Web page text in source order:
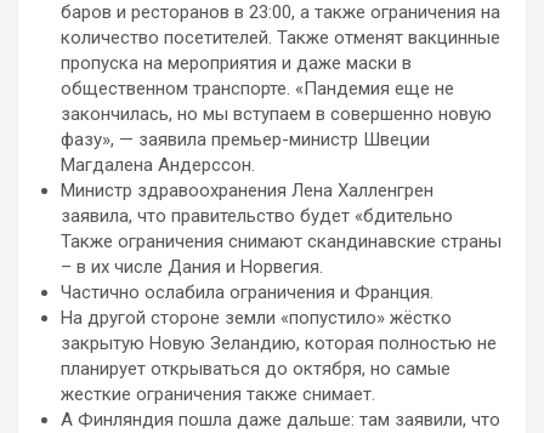
баров и ресторанов в 23:00, а также ограничения на
количество посетителей. Также отменят вакцинные
пропуска на мероприятия и даже маски в
общественном транспорте. «Пандемия еще не
закончилась, но мы вступаем в совершенно новую
фазу», — заявила премьер-министр Швеции
Магдалена Андерссон.
Министр здравоохранения Лена Халленгрен
заявила, что правительство будет «бдительно
Также ограничения снимают скандинавские страны
– в их числе Дания и Норвегия.
Частично ослабила ограничения и Франция.
На другой стороне земли «попустило» жёстко
закрытую Новую Зеландию, которая полностью не
планирует открываться до октября, но самые
жесткие ограничения также снимает.
А Финляндия пошла даже дальше: там заявили, что